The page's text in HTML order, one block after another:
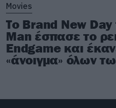
Movies
Το Brand New
Man έσπασε το
Endgame και
«άνοιγμα» όλων